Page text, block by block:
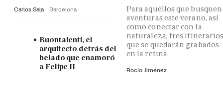
Carlos Sala Barcelona
Buontalenti, el
arquitecto detrás del
helado que enamoró
a Felipe II
Para aquellos que busquen
aventuras este verano, así
como conectar con la
naturaleza, tres
que se quedarán grabados
en la retina
Rocío Jiménez